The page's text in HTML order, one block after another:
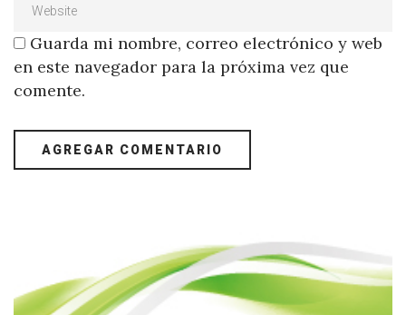
Guarda mi nombre, correo electrónico y web
en este navegador para la próxima vez que
comente.